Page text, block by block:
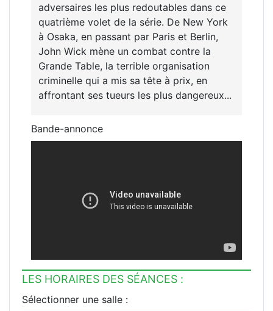
adversaires les plus redoutables dans ce
quatrième volet de la série. De New York
à Osaka, en passant par Paris et Berlin,
John Wick mène un combat contre la
Grande Table, la terrible organisation
criminelle qui a mis sa tête à prix, en
affrontant ses tueurs les plus dangereux...
Bande-annonce
LES HORAIRES DES SÉANCES :
Sélectionner une salle :